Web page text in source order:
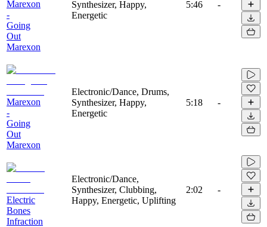
Marexon
-
Going
Out
Marexon
Synthesizer, Happy,
Energetic
5:46 -
Marexon
-
Going
Out
Marexon
Electronic/Dance, Drums,
Synthesizer, Happy,
Energetic
5:18 -
Electric
Bones
Infraction
Electronic/Dance,
Synthesizer, Clubbing,
Happy, Energetic, Uplifting
2:02 -